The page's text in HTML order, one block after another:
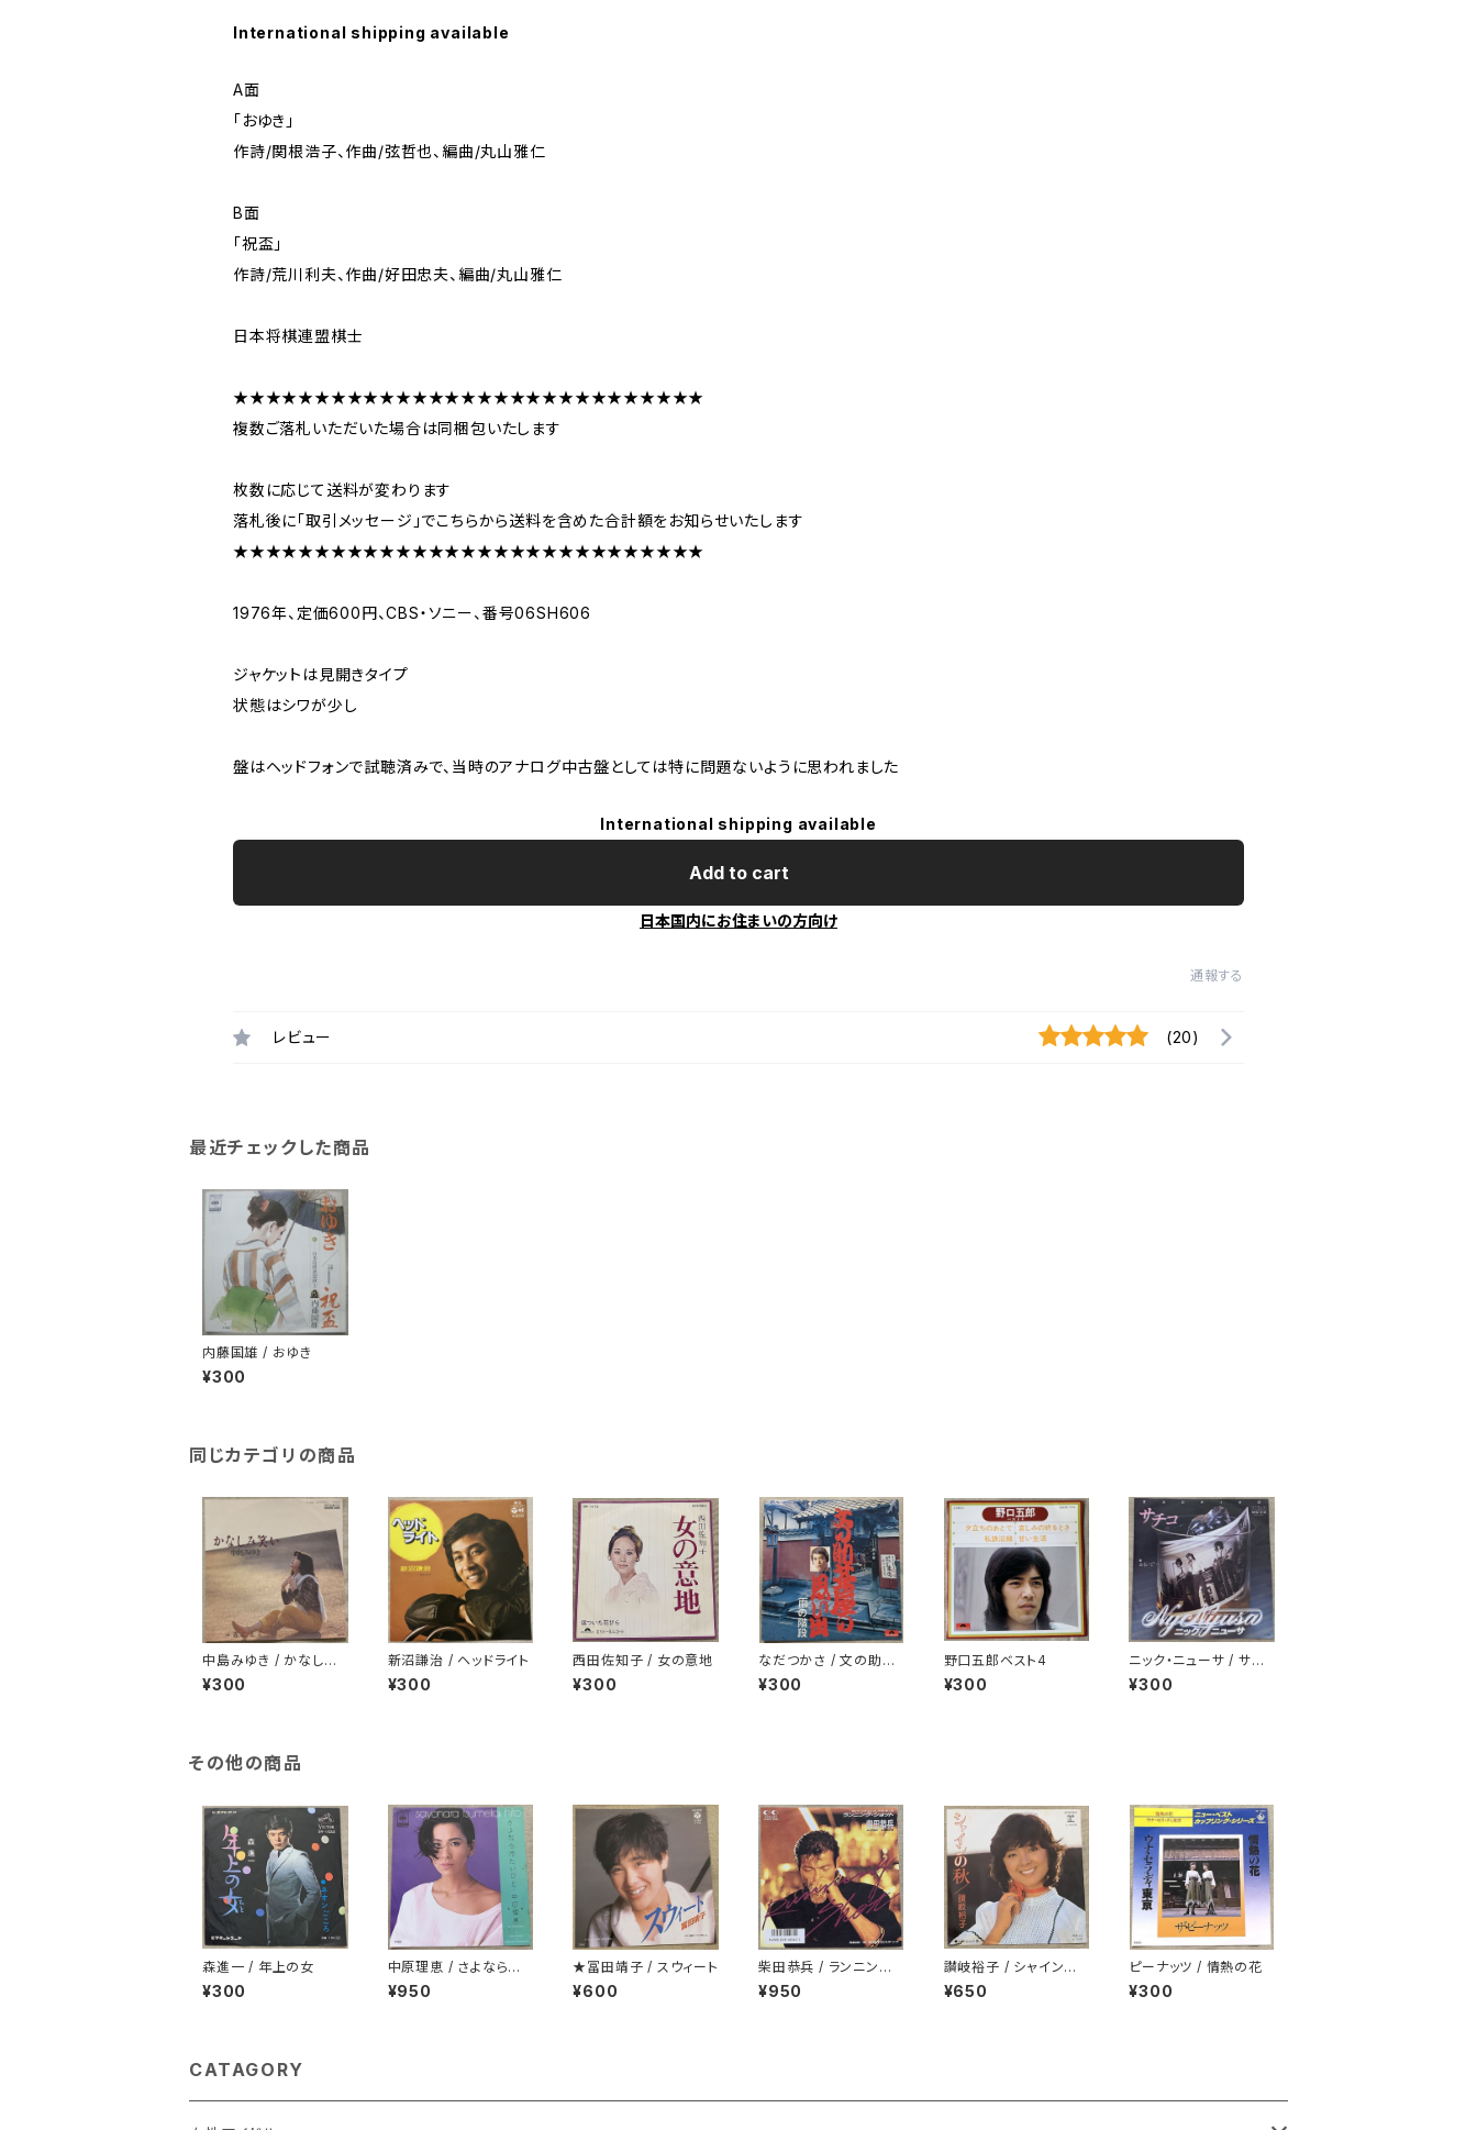
International shipping available
A面
「おゆき」
作詩/関根浩子、作曲/弦哲也、編曲/丸山雅仁
B面
「祝盃」
作詩/荒川利夫、作曲/好田忠夫、編曲/丸山雅仁
日本将棋連盟棋士
★★★★★★★★★★★★★★★★★★★★★★★★★★★★★
複数ご落札いただいた場合は同梱包いたします
枚数に応じて送料が変わります
落札後に「取引メッセージ」でこちらから送料を含めた合計額をお知らせいたします
★★★★★★★★★★★★★★★★★★★★★★★★★★★★★
1976年、定価600円、CBS・ソニー、番号06SH606
ジャケットは見開きタイプ
状態はシワが少し
盤はヘッドフォンで試聴済みで、当時のアナログ中古盤としては特に問題ないように思われました
International shipping available
Add to cart
日本国内にお住まいの方向け
通報する
レビュー (20)
最近チェックした商品
内藤国雄 / おゆき
¥300
同じカテゴリの商品
中島みゆき / かなしみ
笑い
¥300
新沼謙治 / ヘッドライト
¥300
西田佐知子 / 女の意地
¥300
なだつかさ / 文の助茶
屋の思い出
¥300
野口五郎ベスト4
¥300
ニック・ニューサ / サチ
コ
¥300
その他の商品
森進一 / 年上の女
¥300
中原理恵 / さよなら冷
たいひと プロモ
¥950
★冨田靖子 / スウィート
¥600
柴田恭兵 / ランニング・
ショット
¥950
讃岐裕子 / シャインの
秋
¥650
ピーナッツ / 情熱の花
¥300
CATAGORY